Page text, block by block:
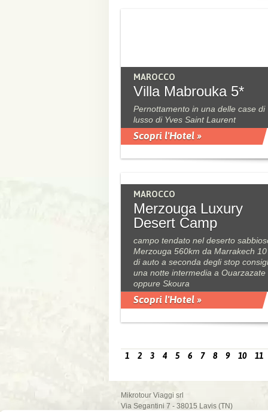
MAROCCO
Villa Mabrouka 5*
Pernottamento in una delle case di
lusso di Yves Saint Laurent
Scopri l'Hotel »
MAROCCO
Merzouga Luxury
Desert Camp
campo tendato nel deserto
Merzouga 560km da Marrakech
di auto a seconda degli stop
una notte intermedia a Ouarzazate
oppure Skoura
Scopri l'Hotel »
1 2 3 4 5 6 7 8 9 10 11
Mikrotour Viaggi srl
Via Segantini 7 - 38015 Lavis (TN)